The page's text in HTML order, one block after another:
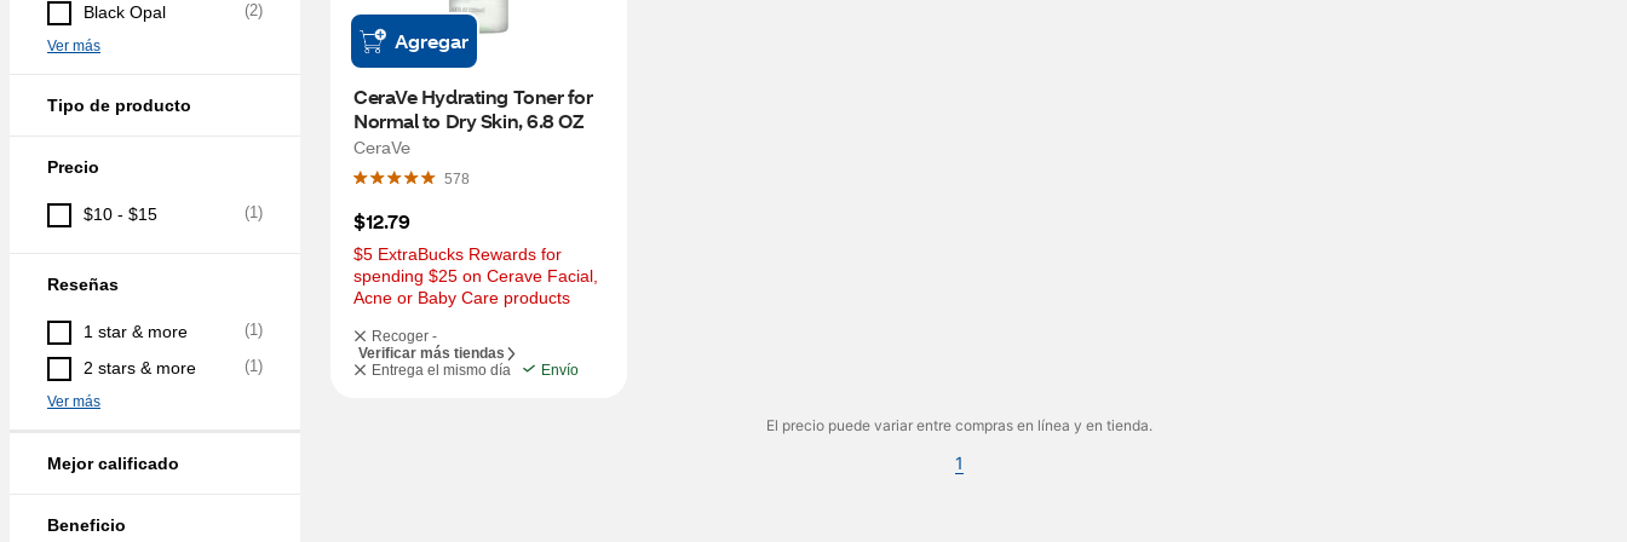
Black Opal (2)
Ver más
Tipo de producto
Precio
$10 - $15 (1)
Reseñas
1 star & more (1)
2 stars & more (1)
Ver más
Mejor calificado
Beneficio
Agregar
CeraVe Hydrating Toner for
Normal to Dry Skin, 6.8 OZ
CeraVe
578
$12.79
$5 ExtraBucks Rewards for
spending $25 on Cerave Facial,
Acne or Baby Care products
Recoger -
Verificar más tiendas
Entrega el mismo día
Envío
El precio puede variar entre compras en línea y en tienda.
1